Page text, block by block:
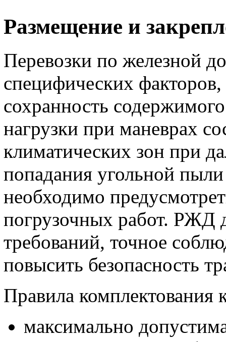
Размещение и
Перевозки по железной
специфических
сохранность
нагрузки при маневрах
климатических зон при
попадания угольной
необходимо
погрузочных работ. РЖД
требований, точное
повысить безопасность
Правила комплектования
максимально